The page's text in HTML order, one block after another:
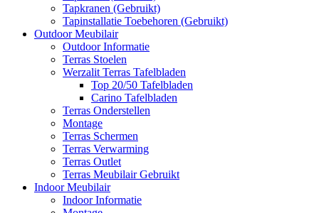
Tapkranen (Gebruikt)
Tapinstallatie Toebehoren (Gebruikt)
Outdoor Meubilair
Outdoor Informatie
Terras Stoelen
Werzalit Terras Tafelbladen
Top 20/50 Tafelbladen
Carino Tafelbladen
Terras Onderstellen
Montage
Terras Schermen
Terras Verwarming
Terras Outlet
Terras Meubilair Gebruikt
Indoor Meubilair
Indoor Informatie